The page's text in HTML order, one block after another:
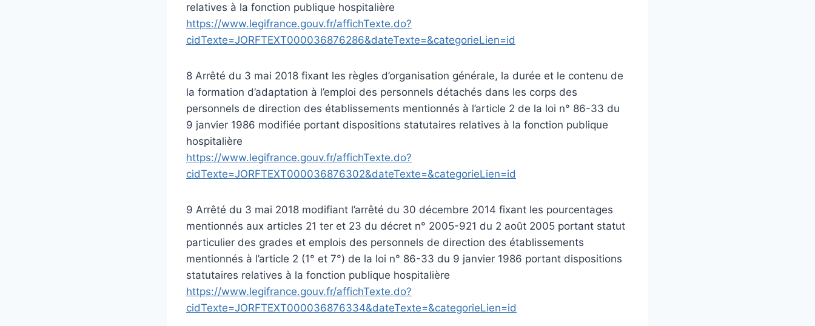
relatives à la fonction publique hospitalière
https://www.legifrance.gouv.fr/affichTexte.do?
cidTexte=JORFTEXT000036876286&dateTexte=&categorieLien=id
8 Arrêté du 3 mai 2018 fixant les règles d’organisation générale, la durée et le contenu de
la formation d’adaptation à l’emploi des personnels détachés dans les corps des
personnels de direction des établissements mentionnés à l’article 2 de la loi n° 86-33 du
9 janvier 1986 modifiée portant dispositions statutaires relatives à la fonction publique
hospitalière
https://www.legifrance.gouv.fr/affichTexte.do?
cidTexte=JORFTEXT000036876302&dateTexte=&categorieLien=id
9 Arrêté du 3 mai 2018 modifiant l’arrêté du 30 décembre 2014 fixant les pourcentages
mentionnés aux articles 21 ter et 23 du décret n° 2005-921 du 2 août 2005 portant statut
particulier des grades et emplois des personnels de direction des établissements
mentionnés à l’article 2 (1° et 7°) de la loi n° 86-33 du 9 janvier 1986 portant dispositions
statutaires relatives à la fonction publique hospitalière
https://www.legifrance.gouv.fr/affichTexte.do?
cidTexte=JORFTEXT000036876334&dateTexte=&categorieLien=id